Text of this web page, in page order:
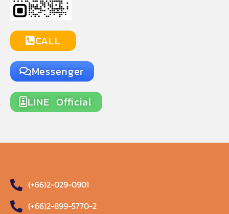
CALL
Messenger
LINE Official
(+66)2-029-0901
(+66)2-899-5770-2